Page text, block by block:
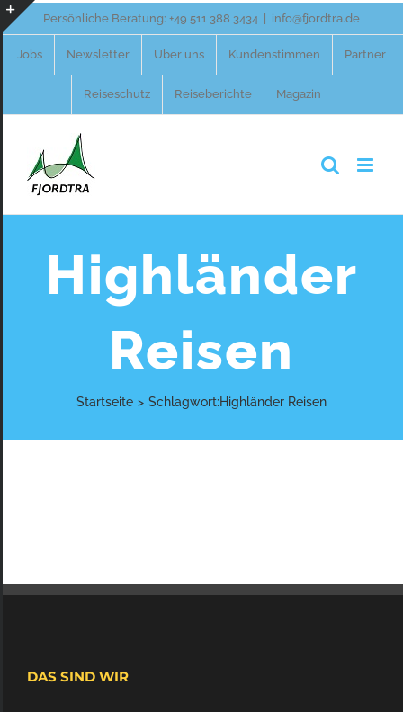
Zum
Persönliche Beratung: +49 511 388 3434 info@fjordtra.de
Jobs Newsletter Über uns Kundenstimmen Partner
Reiseschutz Reiseberichte Magazin
Highländer
Reisen
Startseite > Schlagwort:Highländer Reisen
DAS SIND WIR
Toggle